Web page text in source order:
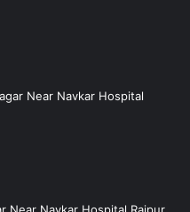
Near Navkar Hospital